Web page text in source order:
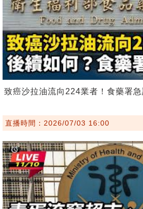
致癌沙拉油流向224業者！食藥署急
直播時間：2026/07/03 16:00